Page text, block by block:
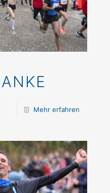
Mehr erfahren